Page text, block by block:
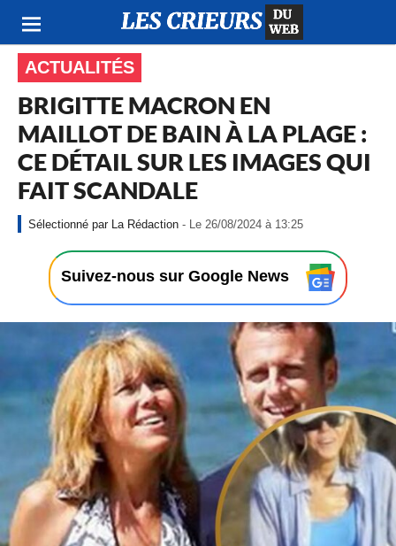
ACTUALITÉS
BRIGITTE MACRON EN
MAILLOT DE BAIN À LA PLAGE :
CE DÉTAIL SUR LES IMAGES QUI
FAIT SCANDALE
La Rédaction - Le 26/08/2024 à 13:25
2
6
/
0
8
/
2
0
2
4
à
1
3
:
2
Suivez-nous sur Google News